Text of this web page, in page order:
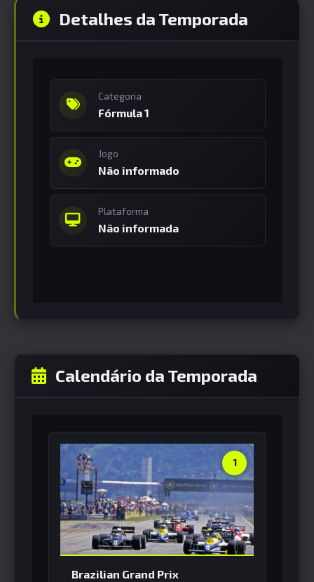
Detalhes da Temporada
Categoria
Fórmula 1
Jogo
Não informado
Plataforma
Não informada
Calendário da Temporada
1
Brazilian Grand Prix